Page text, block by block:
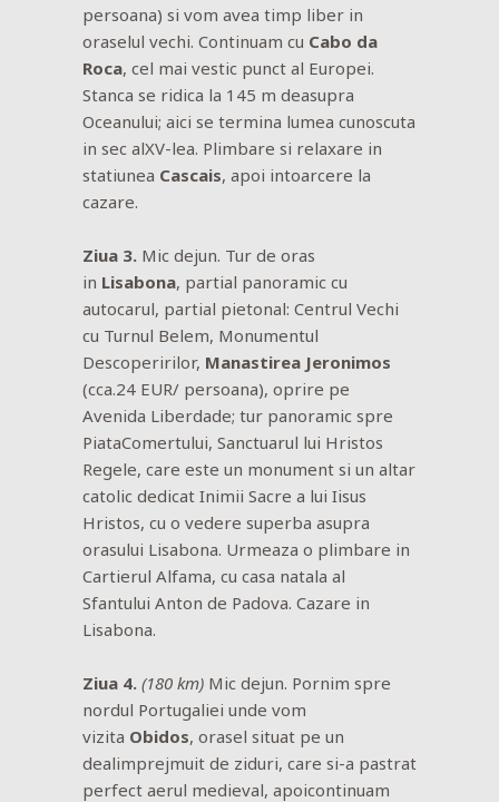
persoana) si vom avea timp liber in
oraselul vechi. Continuam cu Cabo da
Roca, cel mai vestic punct al Europei.
Stanca se ridica la 145 m deasupra
Oceanului; aici se termina lumea cunoscuta
in sec alXV-lea. Plimbare si relaxare in
statiunea Cascais, apoi intoarcere la
cazare.
Ziua 3. Mic dejun. Tur de oras
in Lisabona, partial panoramic cu
autocarul, partial pietonal: Centrul Vechi
cu Turnul Belem, Monumentul
Descoperirilor, Manastirea Jeronimos
(cca.24 EUR/ persoana), oprire pe
Avenida Liberdade; tur panoramic spre
PiataComertului, Sanctuarul lui Hristos
Regele, care este un monument si un altar
catolic dedicat Inimii Sacre a lui Iisus
Hristos, cu o vedere superba asupra
orasului Lisabona. Urmeaza o plimbare in
Cartierul Alfama, cu casa natala al
Sfantului Anton de Padova. Cazare in
Lisabona.
Ziua 4. (180 km) Mic dejun. Pornim spre
nordul Portugaliei unde vom
vizita Obidos, orasel situat pe un
dealimprejmuit de ziduri, care si-a pastrat
perfect aerul medieval, apoicontinuam